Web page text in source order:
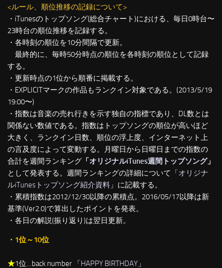
<ルール、順位推移の記録について>
・iTunesのトップソング(総合チャート)における、毎日0時台〜
23時台の順位推移を記録する。
・各時刻の順位を10分間隔で更新。
最終的に、毎時50分時点の順位を各時刻の順位として記録
する。
・更新時点の1位から順番に掲載する。
・EXPLICITマークの作品もランクイン対象である。(2013/5/19
19:00〜)
・指数は音楽の売れ行きを示す独自の指標であり、DL数とは
関係ない数値である。指数はトップソングの順位が高いほど
大きく、ランクイン日数、順位の浮上度、インターネット上
の言及度によって変動する。月曜日から日曜日までの指数の
合計を週間ランキング 「オリジナルiTunes週間トップソング」
として発表する。週間ランキングの詳細について「オリジナ
ルiTunesトップソング紹介資料 」に記載する。
・累積指数は2012/12/30以降の累積点。2016/05/17以降は新
基準(Ver2.0)で算出したポイントを発表。
・各日の解説(振り返り)は翌日更新。
・1位～10位
★1位…back number 「HAPPY BIRTHDAY 」